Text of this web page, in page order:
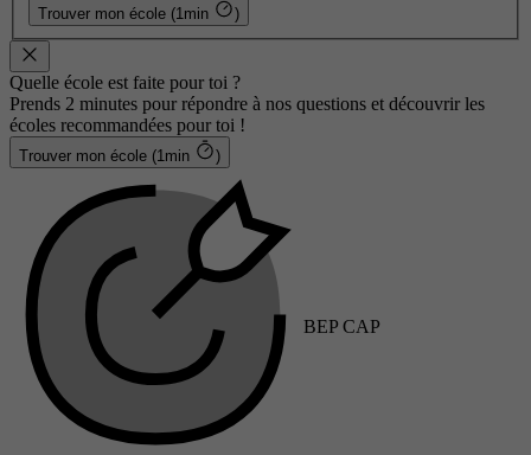
Trouver mon école (1min )
Quelle école est faite pour toi ?
Prends 2 minutes pour répondre à nos questions et découvrir les
écoles recommandées pour toi !
Trouver mon école (1min )
BEP CAP